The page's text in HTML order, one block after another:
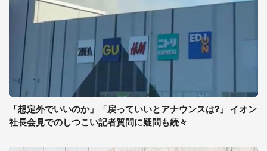
「想定外でいいのか」「戻っていいとアナウンスは?」 イオン
社長会見でのしつこい記者質問に疑問も続々